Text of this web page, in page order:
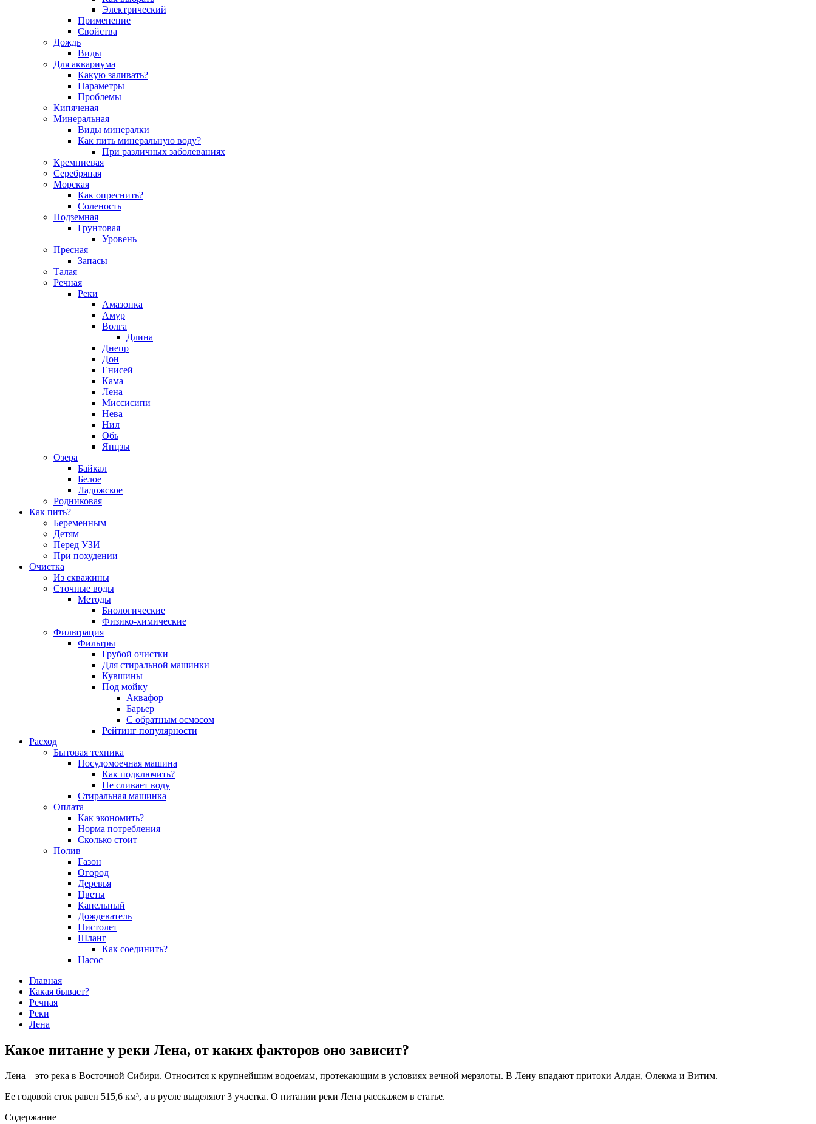
Электрический
Применение
Свойства
Дождь
Виды
Для аквариума
Какую заливать?
Параметры
Проблемы
Кипяченая
Минеральная
Виды минералки
Как пить минеральную воду?
При различных заболеваниях
Кремниевая
Серебряная
Морская
Как опреснить?
Соленость
Подземная
Грунтовая
Уровень
Пресная
Запасы
Талая
Речная
Реки
Амазонка
Амур
Волга
Длина
Днепр
Дон
Енисей
Кама
Лена
Миссисипи
Нева
Нил
Обь
Янцзы
Озера
Байкал
Белое
Ладожское
Родниковая
Как пить?
Беременным
Детям
Перед УЗИ
При похудении
Очистка
Из скважины
Сточные воды
Методы
Биологические
Физико-химические
Фильтрация
Фильтры
Грубой очистки
Для стиральной машинки
Кувшины
Под мойку
Аквафор
Барьер
С обратным осмосом
Рейтинг популярности
Расход
Бытовая техника
Посудомоечная машина
Как подключить?
Не сливает воду
Стиральная машинка
Оплата
Как экономить?
Норма потребления
Сколько стоит
Полив
Газон
Огород
Деревья
Цветы
Капельный
Дождеватель
Пистолет
Шланг
Как соединить?
Насос
Главная
Какая бывает?
Речная
Реки
Лена
Какое питание у реки Лена, от каких факторов оно зависит?
Лена – это река в Восточной Сибири. Относится к крупнейшим водоемам, протекающим в условиях вечной мерзлоты. В Лену впадают притоки Алдан, Олекма и Витим.
Ее годовой сток равен 515,6 км³, а в русле выделяют 3 участка. О питании реки Лена расскажем в статье.
Содержание